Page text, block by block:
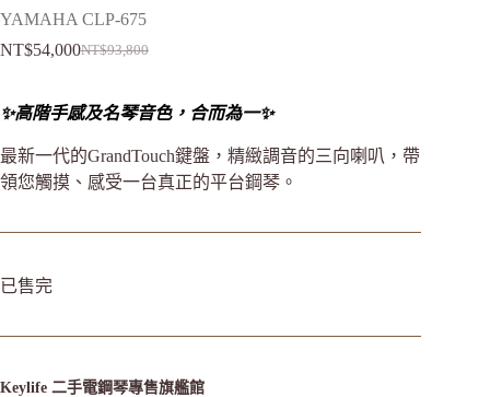
YAMAHA CLP-675
NT$93,800
NT$54,000
✨高階手感及名琴音色，合而為一✨
最新一代的GrandTouch鍵盤，精緻調音的三向喇叭，帶
領您觸摸、感受一台真正的平台鋼琴。
已售完
Keylife 二手電鋼琴專售旗艦館